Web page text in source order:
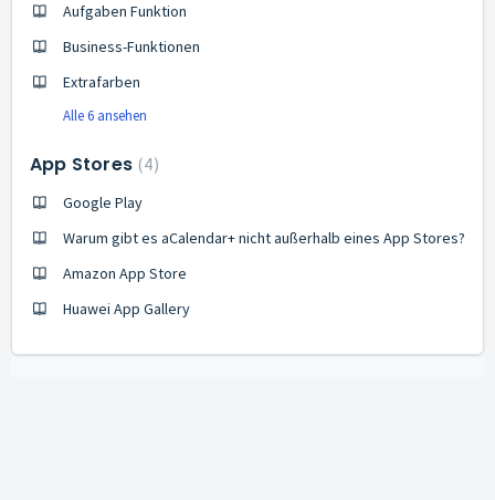
Aufgaben Funktion
Business-Funktionen
Extrafarben
Alle 6 ansehen
App Stores 4
Google Play
Warum gibt es aCalendar+ nicht außerhalb eines App Stores?
Amazon App Store
Huawei App Gallery